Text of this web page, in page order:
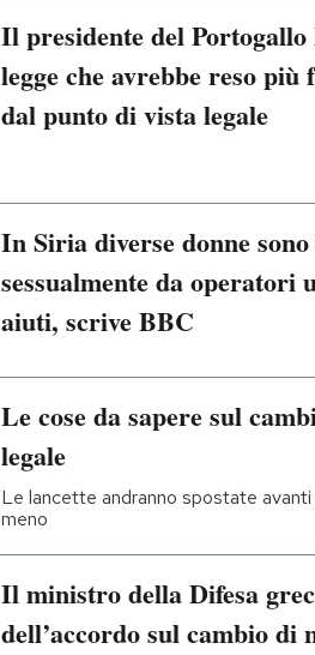
Il presidente del Portogallo
legge che avrebbe reso
dal punto di vista legale
In Siria diverse donne
sessualmente da
aiuti, scrive BBC
Le cose da sapere sul
legale
Le lancette andranno spostate
meno
Il ministro della Difesa
dell’accordo sul cambio di